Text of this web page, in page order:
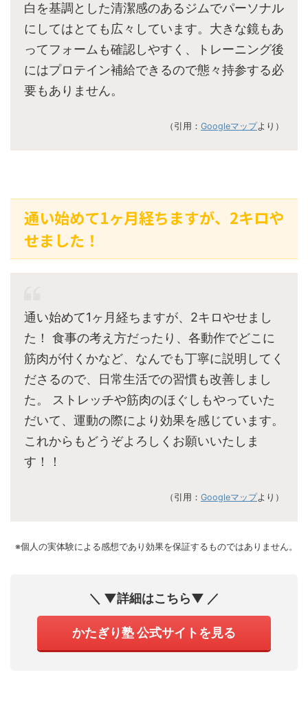
白を基調とした清潔感のあるジムでパーソナル
にしてはとても広々しています。大きな鏡もあ
ってフォームも確認しやすく、トレーニング後
にはプロテイン補給できるので態々持参する必
要もありません。
（引用： Googleマップより）
通い始めて1ヶ月経ちますが、2キロや
せました！
通い始めて1ヶ月経ちますが、2キロやせまし
た！ 食事の考え方だったり、各動作でどこに
筋肉が付くかなど、なんでも丁寧に説明してく
ださるので、日常生活での習慣も改善しまし
た。 ストレッチや筋肉のほぐしもやっていた
だいて、運動の際により効果を感じています。
これからもどうぞよろしくお願いいたしま
す！！
（引用： Googleマップより）
※個人の実体験による感想であり効果を保証するものではありません。
＼ ▼詳細はこちら▼ ／
かたぎり塾 公式サイトを見る